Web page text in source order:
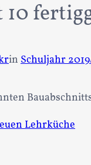
10
in Schuljahr
Lehrküche